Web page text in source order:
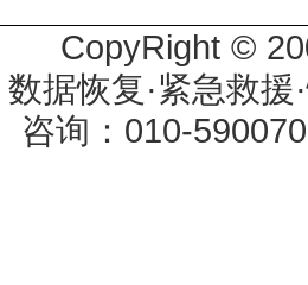
CopyRight ©
数据恢复·紧急救
咨询：010-